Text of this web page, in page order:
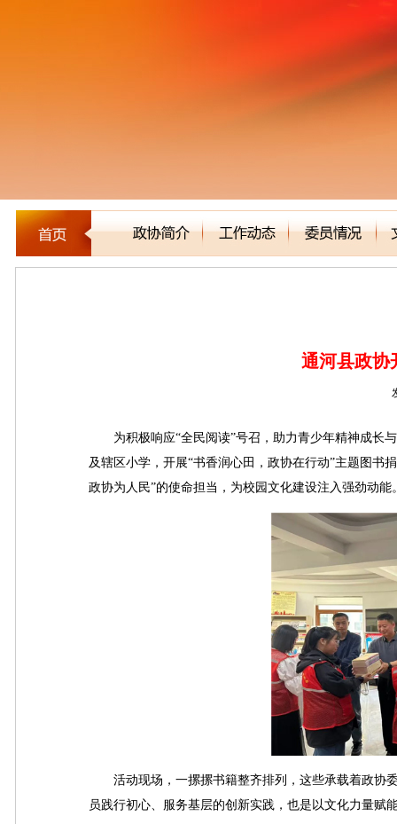
通河县政协
为积极响应“全民阅读”号召，助力青少年精神成长与
及辖区小学，开展“书香润心田，政协在行动”主题图书
政协为人民”的使命担当，为校园文化建设注入强劲动能
活动现场，一摞摞书籍整齐排列，这些承载着政协
员践行初心、服务基层的创新实践，也是以文化力量赋